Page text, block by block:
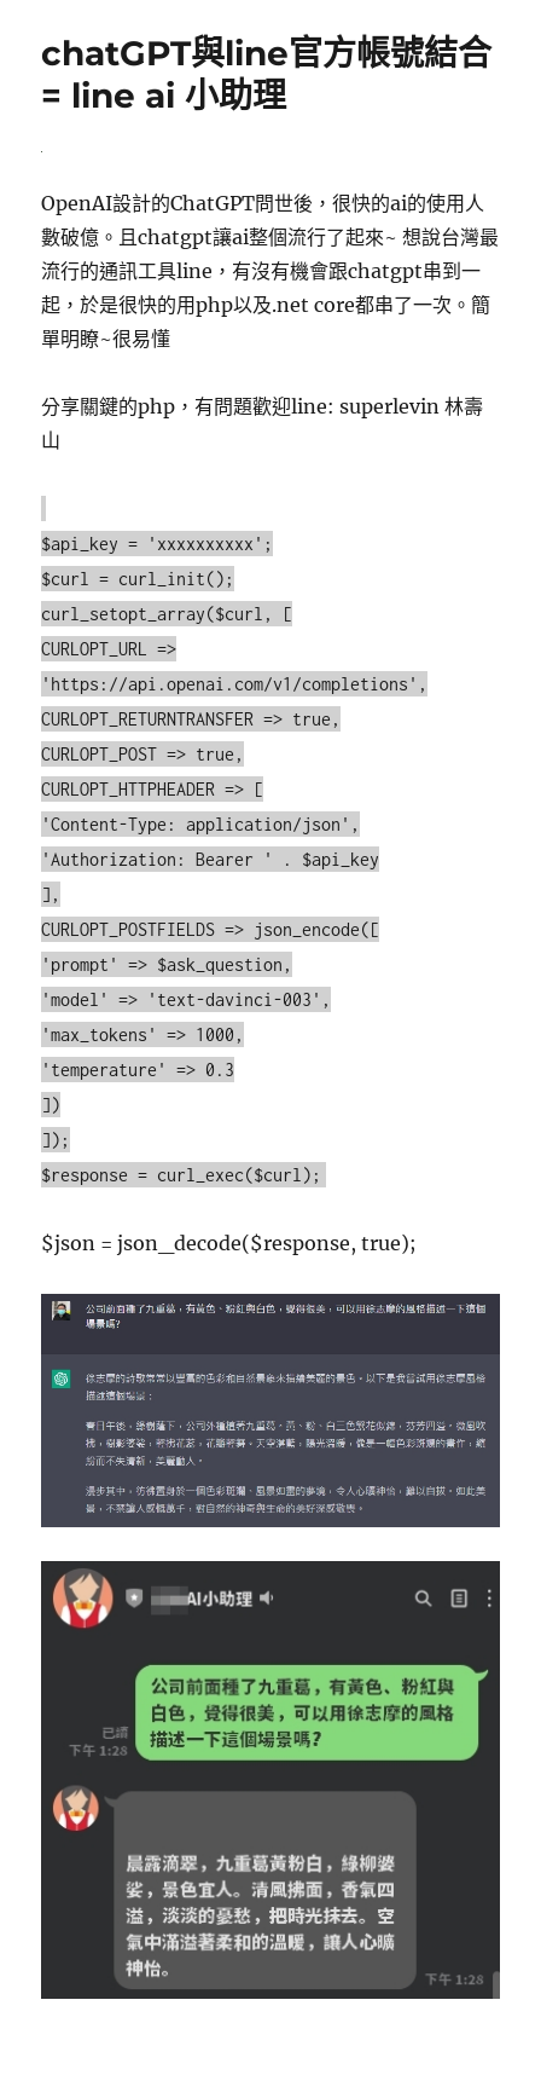
chatGPT與line官方帳號結合
= line ai 小助理
OpenAI設計的ChatGPT問世後，很快的ai的使用人
數破億。且chatgpt讓ai整個流行了起來~ 想說台灣最
流行的通訊工具line，有沒有機會跟chatgpt串到一
起，於是很快的用php以及.net core都串了一次。簡
單明瞭~很易懂
分享關鍵的php，有問題歡迎line: superlevin 林壽
山
$api_key = 'xxxxxxxxxx';
$curl = curl_init();
curl_setopt_array($curl, [
CURLOPT_URL =>
'https://api.openai.com/v1/completions',
CURLOPT_RETURNTRANSFER => true,
CURLOPT_POST => true,
CURLOPT_HTTPHEADER => [
'Content-Type: application/json',
'Authorization: Bearer ' . $api_key
],
CURLOPT_POSTFIELDS => json_encode([
'prompt' => $ask_question,
'model' => 'text-davinci-003',
'max_tokens' => 1000,
'temperature' => 0.3
])
]);
$response = curl_exec($curl);
$json = json_decode($response, true);